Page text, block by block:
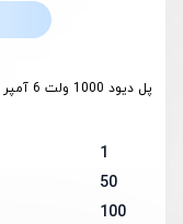
پل دیود 1000 ولت 6 آمپر Through Hole با پکیج KBU
1
50
100